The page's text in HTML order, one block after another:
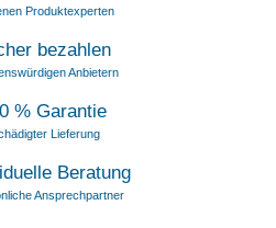
Produktexperten
bezahlen
Anbietern
% Garantie
Lieferung
Beratung
Ansprechpartner